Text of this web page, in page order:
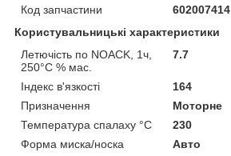
Код запчастини
602007414
Користувальницькі характеристики
Летючість по NOACK, 1ч,
250°С % мас.
7.7
Індекс в'язкості
164
Призначення
Моторне
Температура спалаху °C
230
Форма миска/носка
Авто